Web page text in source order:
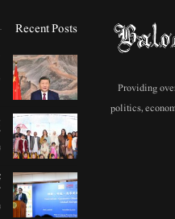
Providing
politics,
Recent Posts